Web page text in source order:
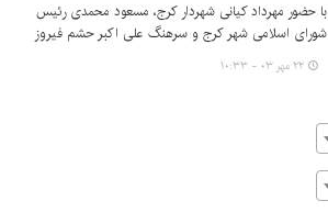
با حضور مهرداد کیانی شهردار کرج، مسعود محمدی رئیس
شورای اسلامی شهر کرج و سرهنگ علی اکبر حشم فیروز
فرمانده سازمان بسیج شهرداری کرج مراسمی به منظور تقدیر از
بسیجیان نمونه و نخبه برگزار شد.
۲۲ مهر ۰۳ - ۱۰:۳۳